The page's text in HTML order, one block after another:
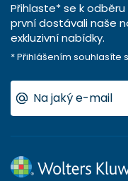
Přihlaste* se k
první dostávali naše
exkluzivní nabídky.
* Přihlášením souhlasíte